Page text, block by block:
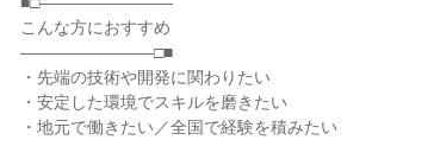
こんな方におすすめ
――――――――□■
・先端の技術や開発に関わりたい
・安定した環境でスキルを磨きたい
・地元で働きたい／全国で経験を積みたい